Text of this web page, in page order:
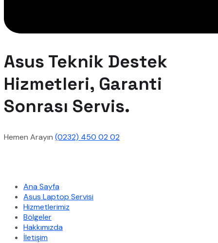
Asus Teknik Destek
Hizmetleri, Garanti
Sonrası Servis.
Hemen Arayın (0232) 450 02 02
Ana Sayfa
Asus Laptop Servisi
Hizmetlerimiz
Bölgeler
Hakkımızda
İletişim